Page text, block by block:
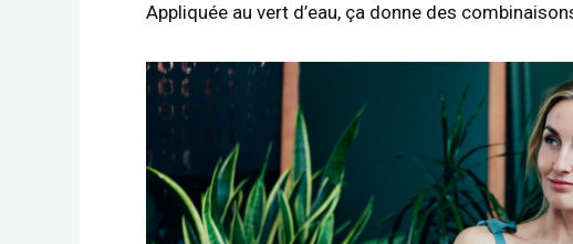
Appliquée au vert d’eau, ça donne des